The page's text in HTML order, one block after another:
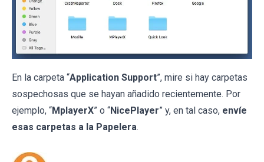
En la carpeta “Application Support”, mire si hay carpetas
sospechosas que se hayan añadido recientemente. Por
ejemplo, “MplayerX” o “NicePlayer” y, en tal caso, envíe
esas carpetas a la Papelera.